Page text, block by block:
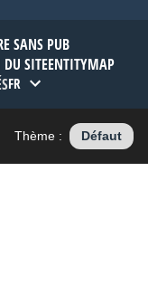
SANS PUB
DU SITEENTITYMAP
FR
Thème : Défaut